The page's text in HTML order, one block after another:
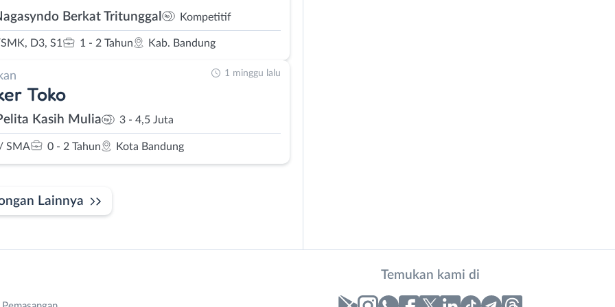
Berkat Tritunggal Kompetitif
D3, S1 1 - 2 Tahun Kab. Bandung
Toko
Kasih Mulia 3 - 4,5 Juta
SMA 0 - 2 Tahun Kota Bandung
1 minggu lalu
Lainnya
Temukan kami di